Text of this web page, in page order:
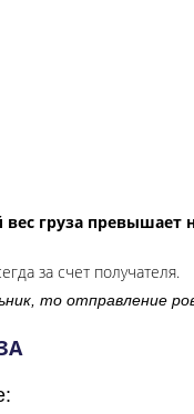
груза превышает
за счет получателя.
то отправление